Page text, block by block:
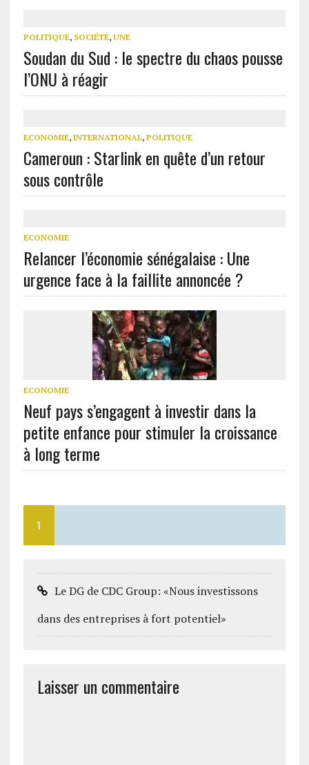
POLITIQUE, SOCIÉTÉ, UNE
Soudan du Sud : le spectre du chaos pousse
l’ONU à réagir
ECONOMIE, INTERNATIONAL, POLITIQUE
Cameroun : Starlink en quête d’un retour
sous contrôle
ECONOMIE
Relancer l’économie sénégalaise : Une
urgence face à la faillite annoncée ?
ECONOMIE
Neuf pays s’engagent à investir dans la
petite enfance pour stimuler la croissance
à long terme
1
Le DG de CDC Group: «Nous investissons
dans des entreprises à fort potentiel»
Laisser un commentaire